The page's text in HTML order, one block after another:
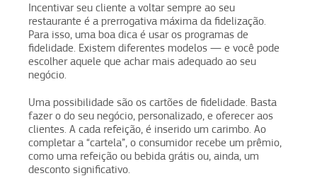
Incentivar seu cliente a voltar sempre ao seu
restaurante é a prerrogativa máxima da fidelização.
Para isso, uma boa dica é usar os programas de
fidelidade. Existem diferentes modelos — e você pode
escolher aquele que achar mais adequado ao seu
negócio.
Uma possibilidade são os cartões de fidelidade. Basta
fazer o do seu negócio, personalizado, e oferecer aos
clientes. A cada refeição, é inserido um carimbo. Ao
completar a “cartela”, o consumidor recebe um prêmio,
como uma refeição ou bebida grátis ou, ainda, um
desconto significativo.